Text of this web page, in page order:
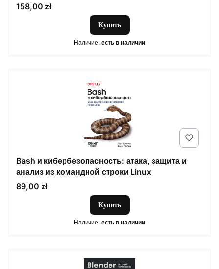
Цена
158,00 zł
Купить
Наличие: есть в наличии
Bash и кибербезопасность: атака, защита и
анализ из командной строки Linux
Цена
89,00 zł
Купить
Наличие: есть в наличии